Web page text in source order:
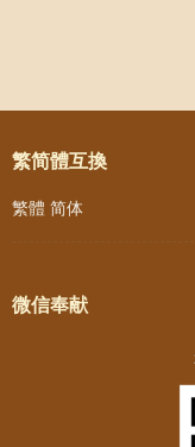
Post
繁简體互換
繁體 简体
微信奉献